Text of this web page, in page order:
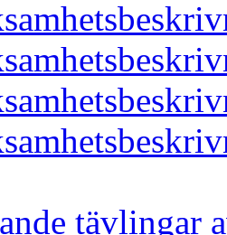
tävlingar